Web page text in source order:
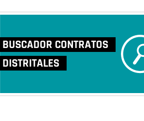
BUSCADOR CONTRATOS
DISTRITALES